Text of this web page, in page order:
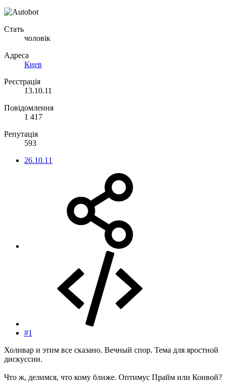
Стать
чоловік
Адреса
Киев
Реєстрація
13.10.11
Повідомлення
1 417
Репутація
593
26.10.11
#1
Холивар и этим все сказано. Вечный спор. Тема для яростной
дискуссии.
Что ж, делимся, что кому ближе. Оптимус Прайм или Конвой?